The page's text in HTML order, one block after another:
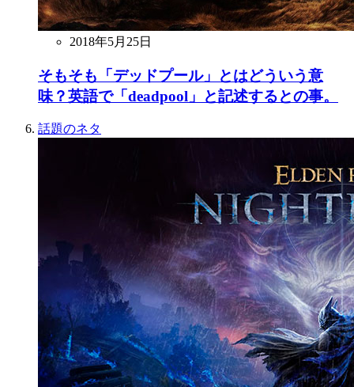
2018年5月25日
そもそも「デッドプール」とはどういう意
味？英語で「deadpool」と記述するとの事。
話題のネタ